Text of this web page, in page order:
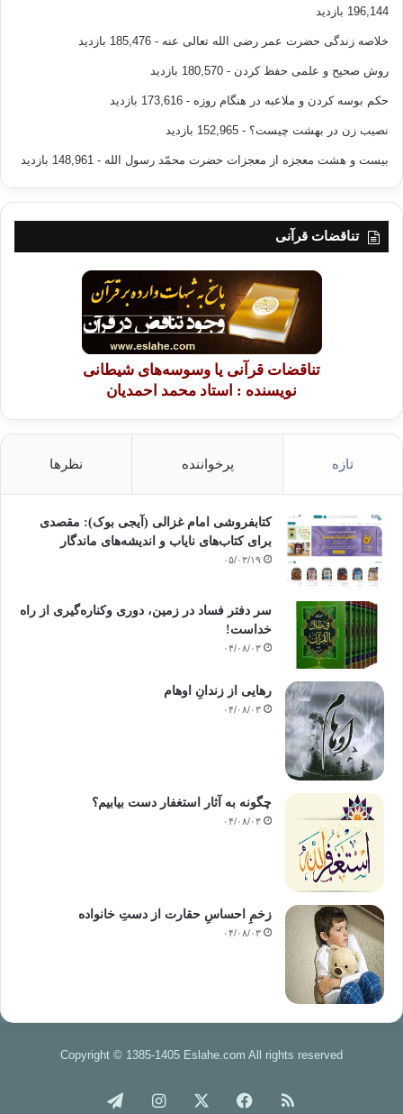
196,144 بازدید
خلاصه زندگی حضرت عمر رضی الله تعالی عنه - 185,476 بازدید
روش صحیح و علمی حفظ کردن - 180,570 بازدید
حکم بوسه کردن و ملاعبه در هنگام روزه - 173,616 بازدید
نصیب زن در بهشت چیست؟ - 152,965 بازدید
بیست و هشت معجزه از معجزات حضرت محمّد رسول الله - 148,961 بازدید
تناقضات قرآنی
تناقضات قرآنی یا وسوسه‌های شیطانی
نویسنده : استاد محمد احمدیان
تازه پرخواننده نظرها
کتابفروشی امام غزالی (آیجی بوک): مقصدی
برای کتاب‌های نایاب و اندیشه‌های ماندگار
۰۵/۰۳/۱۹
سر دفتر فساد در زمین‌، دوری وکناره‌گیری از راه
خداست‌!
۰۴/۰۸/۰۳
رهایی از زندانِ اوهام
۰۴/۰۸/۰۳
چگونه به آثار استغفار دست بیابیم؟
۰۴/۰۸/۰۳
زخمِ احساسِ حقارت از دستِ خانواده
۰۴/۰۸/۰۳
Copyright © 1385-1405 Eslahe.com All rights reserved
خوراک فیس اینستاگرام